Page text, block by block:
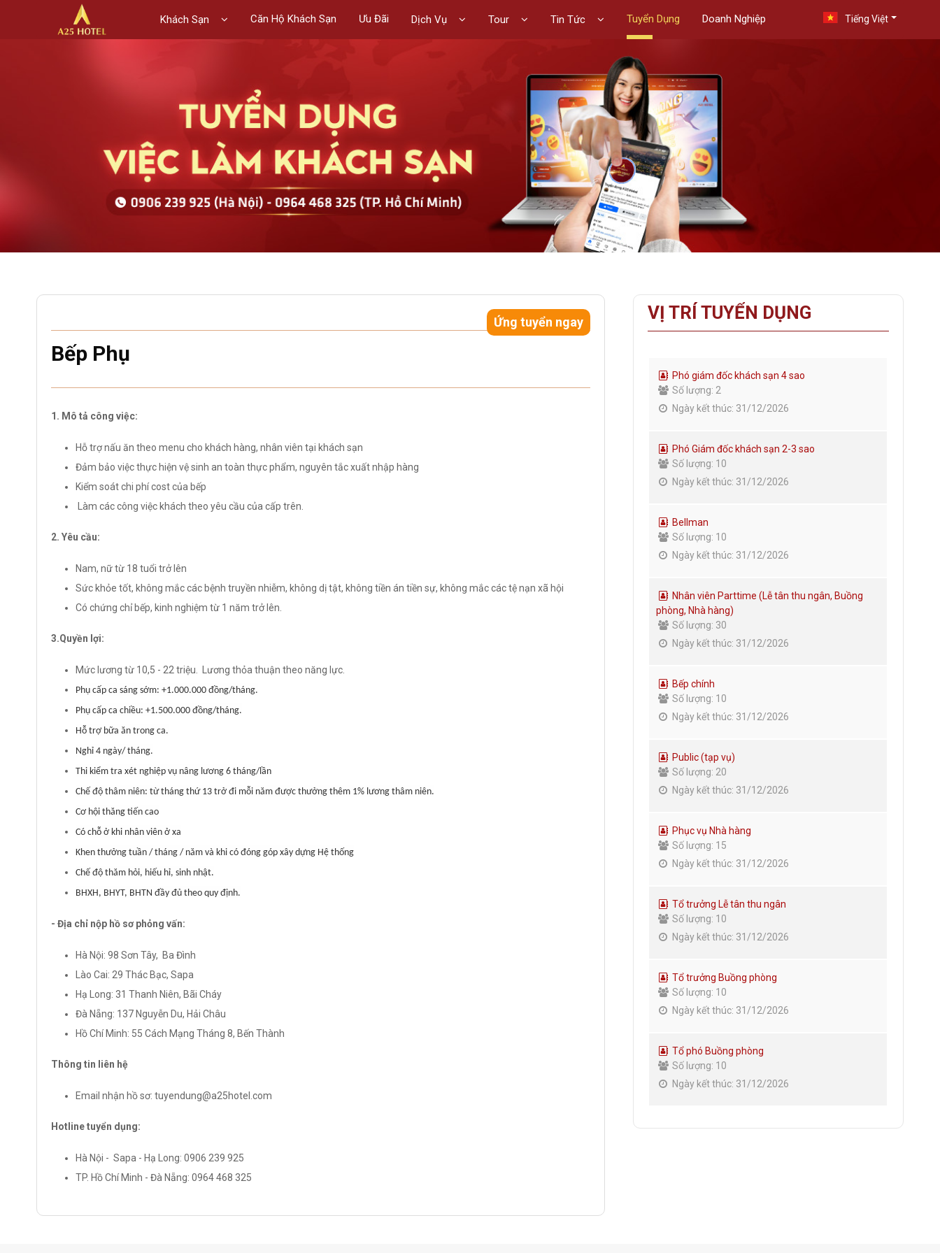
Khách Sạn Căn Hộ Khách Sạn Ưu Đãi Dịch Vụ Tour Tin Tức Tuyển Dụng Doanh Nghiệp Tiếng Việt
Ứng tuyển ngay
Bếp Phụ
1. Mô tả công việc:
Hỗ trợ nấu ăn theo menu cho khách hàng, nhân viên tại khách sạn
Đảm bảo việc thực hiện vệ sinh an toàn thực phẩm, nguyên tắc xuất nhập hàng
Kiểm soát chi phí cost của bếp
Làm các công việc khách theo yêu cầu của cấp trên.
2. Yêu cầu:
Nam, nữ từ 18 tuổi trở lên
Sức khỏe tốt, không mắc các bệnh truyền nhiễm, không dị tật, không tiền án tiền sự, không mắc các tệ nạn xã hội
Có chứng chỉ bếp, kinh nghiệm từ 1 năm trở lên.
3.Quyền lợi:
Mức lương từ 10,5 - 22 triệu. Lương thỏa thuận theo năng lực.
Phụ cấp ca sáng sớm: +1.000.000 đồng/tháng.
Phụ cấp ca chiều: +1.500.000 đồng/tháng.
Hỗ trợ bữa ăn trong ca.
Nghỉ 4 ngày/ tháng.
Thi kiểm tra xét nghiệp vụ nâng lương 6 tháng/lần
Chế độ thâm niên: từ tháng thứ 13 trở đi mỗi năm được thưởng thêm 1% lương thâm niên.
Cơ hội thăng tiến cao
Có chỗ ở khi nhân viên ở xa
Khen thưởng tuần / tháng / năm và khi có đóng góp xây dựng Hệ thống
Chế độ thăm hỏi, hiếu hỉ, sinh nhật.
BHXH, BHYT, BHTN đầy đủ theo quy định.
- Địa chỉ nộp hồ sơ phỏng vấn:
Hà Nội: 98 Sơn Tây, Ba Đình
Lào Cai: 29 Thác Bạc, Sapa
Hạ Long: 31 Thanh Niên, Bãi Cháy
Đà Nẵng: 137 Nguyễn Du, Hải Châu
Hồ Chí Minh: 55 Cách Mạng Tháng 8, Bến Thành
Thông tin liên hệ
Email nhận hồ sơ: tuyendung@a25hotel.com
Hotline tuyển dụng:
Hà Nội - Sapa - Hạ Long: 0906 239 925
TP. Hồ Chí Minh - Đà Nẵng: 0964 468 325
VỊ TRÍ TUYỂN DỤNG
Phó giám đốc khách sạn 4 sao
Số lượng: 2
Ngày kết thúc: 31/12/2026
Phó Giám đốc khách sạn 2-3 sao
Số lượng: 10
Ngày kết thúc: 31/12/2026
Bellman
Số lượng: 10
Ngày kết thúc: 31/12/2026
Nhân viên Parttime (Lễ tân thu ngân, Buồng
phòng, Nhà hàng)
Số lượng: 30
Ngày kết thúc: 31/12/2026
Bếp chính
Số lượng: 10
Ngày kết thúc: 31/12/2026
Public (tạp vụ)
Số lượng: 20
Ngày kết thúc: 31/12/2026
Phục vụ Nhà hàng
Số lượng: 15
Ngày kết thúc: 31/12/2026
Tổ trưởng Lễ tân thu ngân
Số lượng: 10
Ngày kết thúc: 31/12/2026
Tổ trưởng Buồng phòng
Số lượng: 10
Ngày kết thúc: 31/12/2026
Tổ phó Buồng phòng
Số lượng: 10
Ngày kết thúc: 31/12/2026